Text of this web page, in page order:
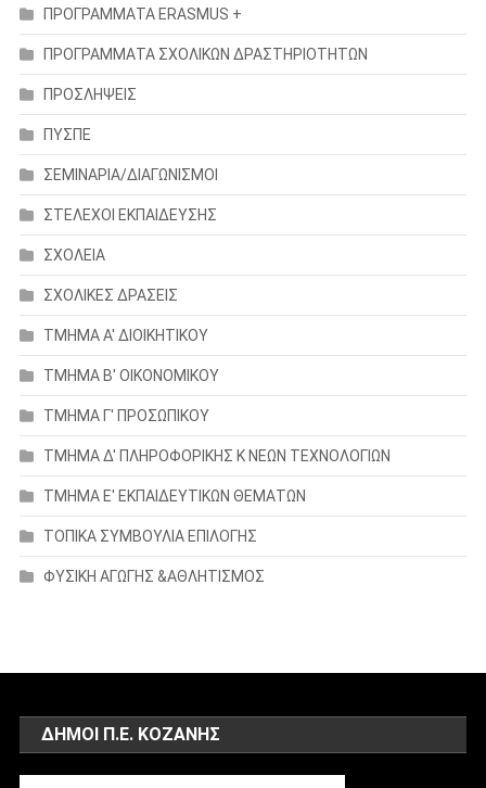
ΠΡΟΓΡΑΜΜΑΤΑ ERASMUS +
ΠΡΟΓΡΑΜΜΑΤΑ ΣΧΟΛΙΚΩΝ ΔΡΑΣΤΗΡΙΟΤΗΤΩΝ
ΠΡΟΣΛΗΨΕΙΣ
ΠΥΣΠΕ
ΣΕΜΙΝΑΡΙΑ/ΔΙΑΓΩΝΙΣΜΟΙ
ΣΤΕΛΕΧΟΙ ΕΚΠΑΙΔΕΥΣΗΣ
ΣΧΟΛΕΙΑ
ΣΧΟΛΙΚΕΣ ΔΡΑΣΕΙΣ
ΤΜΗΜΑ Α' ΔΙΟΙΚΗΤΙΚΟΥ
ΤΜΗΜΑ Β' ΟΙΚΟΝΟΜΙΚΟΥ
ΤΜΗΜΑ Γ' ΠΡΟΣΩΠΙΚΟΥ
ΤΜΗΜΑ Δ' ΠΛΗΡΟΦΟΡΙΚΗΣ Κ ΝΕΩΝ ΤΕΧΝΟΛΟΓΙΩΝ
ΤΜΗΜΑ Ε' ΕΚΠΑΙΔΕΥΤΙΚΩΝ ΘΕΜΑΤΩΝ
ΤΟΠΙΚΑ ΣΥΜΒΟΥΛΙΑ ΕΠΙΛΟΓΗΣ
ΦΥΣΙΚΗ ΑΓΩΓΗΣ &ΑΘΛΗΤΙΣΜΟΣ
ΔΗΜΟΙ Π.Ε. ΚΟΖΑΝΗΣ